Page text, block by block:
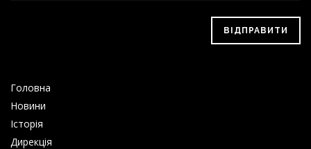
ВІДПРАВИТИ
Головна
Новини
Історія
Дирекція